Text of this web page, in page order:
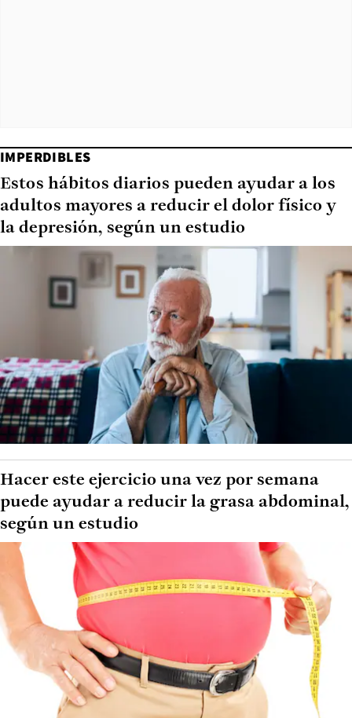
IMPERDIBLES
Estos hábitos diarios pueden ayudar a los
adultos mayores a reducir el dolor físico y
la depresión, según un estudio
Hacer este ejercicio una vez por semana
puede ayudar a reducir la grasa abdominal,
según un estudio